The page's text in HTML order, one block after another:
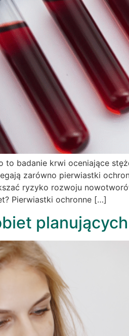
to badanie krwi oceniające
zarówno pierwiastki
ryzyko rozwoju
Pierwiastki ochronne […]